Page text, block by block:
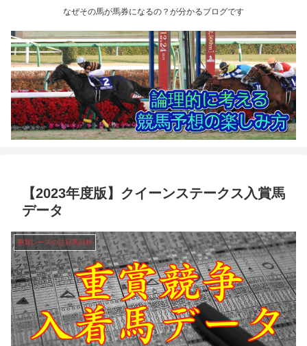
なぜその馬が馬券になるの？が分かるブログです
【2023年度版】クイーンステークス入賞馬
データ
重賞レースの注目馬分析